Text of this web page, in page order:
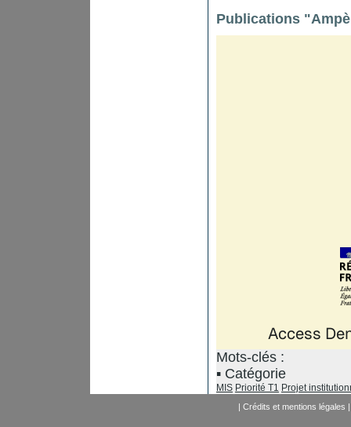
Publications
Mots-clés :
Catégorie
MIS Priorité T1 Projet
| Crédits et mentions légales